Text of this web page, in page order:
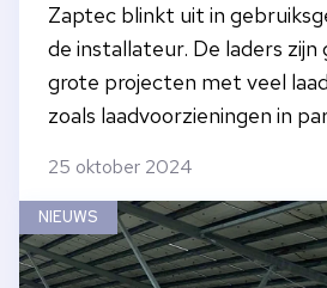
Zaptec blinkt uit in
de installateur. De laders
grote projecten met veel
zoals laadvoorzieningen in
25 oktober 2024
NIEUWS